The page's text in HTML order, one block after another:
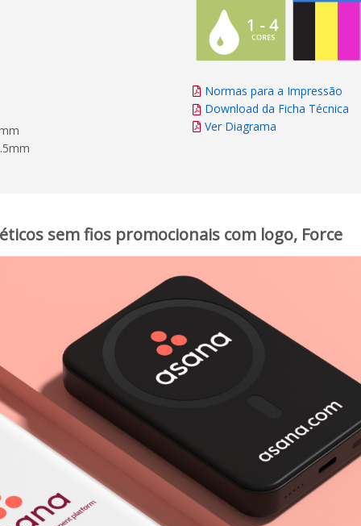
Normas para a Impressão
Download da Ficha Técnica
Ver Diagrama
sem fios promocionais com logo, Force